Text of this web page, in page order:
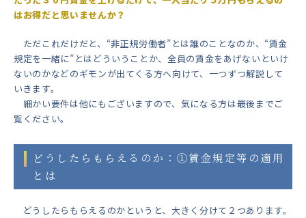
はお得だと思いませんか？
ただこれだけだと、“非正規労働者”とは誰のことなのか、“賃金
規定を一緒に”とはどういうことか、全員の賃金をあげないといけ
ないのかなどのギモンが出てくる方へ向けて、一つずつ解説して
いきます。
細かい要件は他にもございますので、気になる方は最後までご
覧ください。
どうしたらもらえるのか：①賃金規定等の適用
とは
どうしたらもらえるのかというと、大きく分けて２つあります。